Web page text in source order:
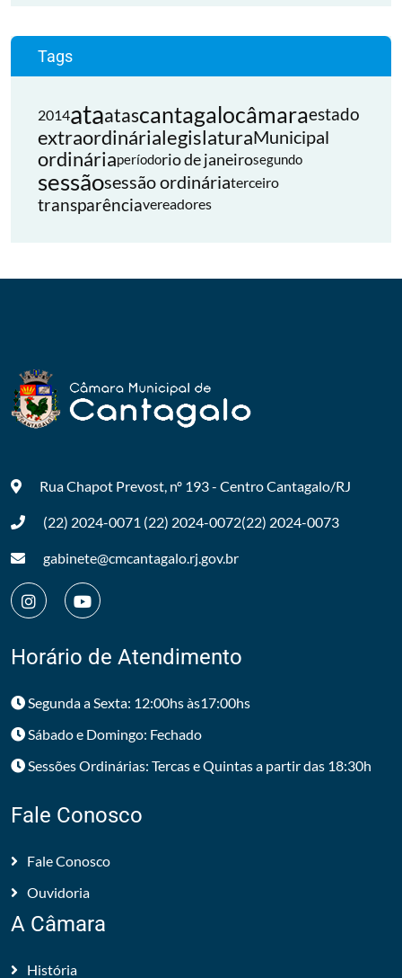
Tags
2014ataatascantagalocâmaraestado
extraordinárialegislaturaMunicipal
ordináriaperíodorio de janeirosegundo
sessãosessão ordináriaterceiro
transparênciavereadores
Rua Chapot Prevost, nº 193 - CentroCantagalo/RJ
(22) 2024-0071 (22) 2024-0072(22) 2024-0073
gabinete@cmcantagalo.rj.gov.br
Horário de Atendimento
Segunda a Sexta: 12:00hs às17:00hs
Sábado e Domingo: Fechado
Sessões Ordinárias: Tercas e Quintas a partir das 18:30h
Fale Conosco
Fale Conosco
Ouvidoria
A Câmara
História